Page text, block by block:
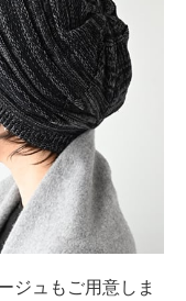
ジュもご用意しま